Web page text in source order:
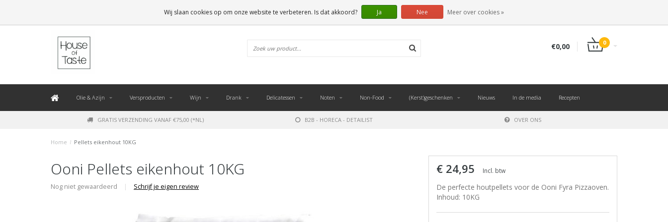
NL
€0,00 0
Olie & Azijn Versproducten Wijn Drank Delicatessen Noten Non-Food (Kerst)geschenken Nieuws In de media Recepten
GRATIS VERZENDING VANAF €75,00 (*NL) B2B - HORECA - DETAILIST OVER ONS
Home / Pellets eikenhout 10KG
Ooni Pellets eikenhout 10KG
Nog niet gewaardeerd | Schrijf je eigen review
€ 24,95 Incl. btw
De perfecte houtpellets voor de Ooni Fyra Pizzaoven.
Inhoud: 10KG
Wij slaan cookies op om onze website te verbeteren. Is dat akkoord? Ja Nee Meer over cookies »